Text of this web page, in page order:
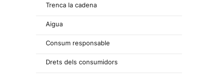
Trenca la cadena
Aigua
Consum responsable
Drets dels consumidors